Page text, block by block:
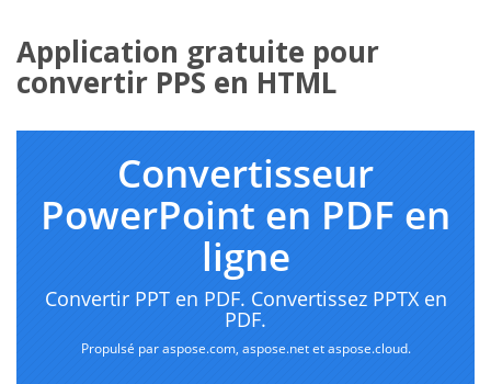
Application gratuite pour
convertir PPS en HTML